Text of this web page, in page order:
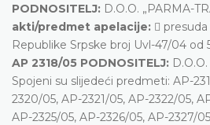
PODNOSITELJ: D.O.O. „PARMA-
akti/predmet apelacije: 
Republike Srpske broj Uvl-47/04 od
AP 2318/05 PODNOSITELJ:
Spojeni su slijedeći predmeti: AP-
2320/05, AP-2321/05, AP-2322/05,
AP-2325/05, AP-2326/05, AP-2327/